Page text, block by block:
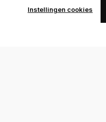
Instellingen cookies